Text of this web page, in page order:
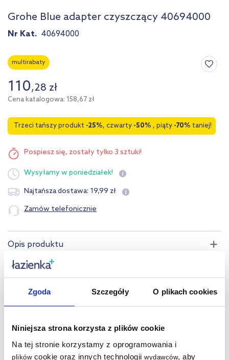
Zgoda Szczegóły O plikach cookies
Niniejsza strona korzysta z plików cookie
Na tej stronie korzystamy z oprogramowania i
plikówcookie oraz innych technologii wydawców, aby
Grohe Blue adapter czyszczący 40694000
Nr Kat. 40694000
multirabaty
110,28 zł
Cena katalogowa: 158,67 zł
Trzeci tańszy produkt -25%, czwarty -50% , piąty -70% taniej!
Pospiesz się, zostały tylko 3 sztuki!
Wysyłamyw poniedziałek!
Najtańsza dostawa: 19,99 zł
Zamów telefonicznie
Opis produktu
Dane techniczne
Kupowane z tym produktem:
Produkty z serii: